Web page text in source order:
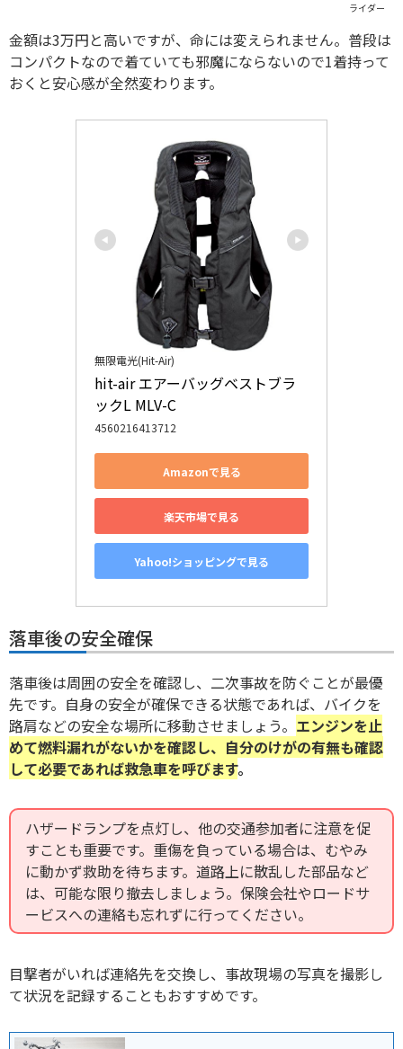
ライダー
金額は3万円と高いですが、命には変えられません。普段は
コンパクトなので着ていても邪魔にならないので1着持って
おくと安心感が全然変わります。
無限電光(Hit-Air)
hit-air エアーバッグベストブラ
ックL MLV-C
4560216413712
Amazonで見る
楽天市場で見る
Yahoo!ショッピングで見る
落車後の安全確保
落車後は周囲の安全を確認し、二次事故を防ぐことが最優
先です。自身の安全が確保できる状態であれば、バイクを
路肩などの安全な場所に移動させましょう。 エンジンを止
めて燃料漏れがないかを確認し、自分のけがの有無も確認
して必要であれば救急車を呼びます。
ハザードランプを点灯し、他の交通参加者に注意を促
すことも重要です。重傷を負っている場合は、むやみ
に動かず救助を待ちます。道路上に散乱した部品など
は、可能な限り撤去しましょう。保険会社やロードサ
ービスへの連絡も忘れずに行ってください。
目撃者がいれば連絡先を交換し、事故現場の写真を撮影し
て状況を記録することもおすすめです。